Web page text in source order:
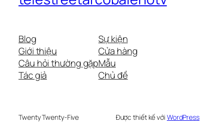
Blog
Giới thiệu
Câu hỏi thường gặp
Tác giả
Sự kiện
Cửa hàng
Mẫu
Chủ đề
Twenty Twenty-Five Được thiết kế với WordPress